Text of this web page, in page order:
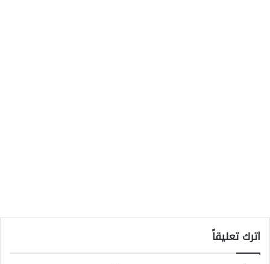
اترك تعليقاً